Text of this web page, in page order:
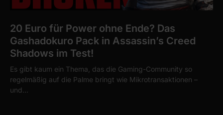
20 Euro für Power ohne Ende? Das
Gashadokuro Pack in Assassin’s Creed
Shadows im Test!
Es gibt kaum ein Thema, das die Gaming-Community so
regelmäßig auf die Palme bringt wie Mikrotransaktionen –
und…